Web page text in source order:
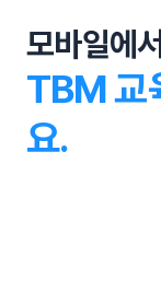
모바일에
TBM 교
요.